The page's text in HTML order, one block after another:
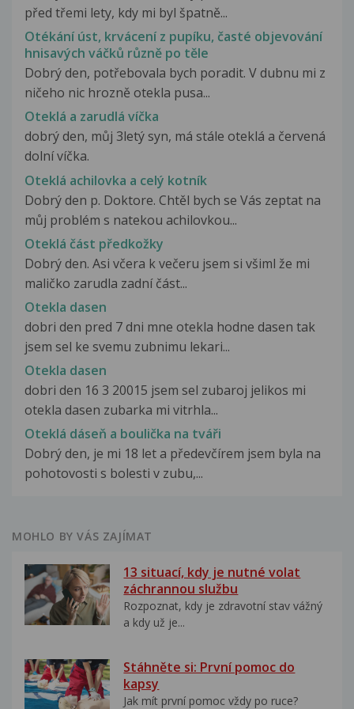
před třemi lety, kdy mi byl špatně...
Otékání úst, krvácení z pupíku, časté objevování
hnisavých váčků různě po těle
Dobrý den, potřebovala bych poradit. V dubnu mi z
ničeho nic hrozně otekla pusa...
Oteklá a zarudlá víčka
dobrý den, můj 3letý syn, má stále oteklá a červená
dolní víčka.
Oteklá achilovka a celý kotník
Dobrý den p. Doktore. Chtěl bych se Vás zeptat na
můj problém s natekou achilovkou...
Oteklá část předkožky
Dobrý den. Asi včera k večeru jsem si všiml že mi
maličko zarudla zadní část...
Otekla dasen
dobri den pred 7 dni mne otekla hodne dasen tak
jsem sel ke svemu zubnimu lekari...
Otekla dasen
dobri den 16 3 20015 jsem sel zubaroj jelikos mi
otekla dasen zubarka mi vitrhla...
Oteklá dáseň a boulička na tváři
Dobrý den, je mi 18 let a předevčírem jsem byla na
pohotovosti s bolesti v zubu,...
MOHLO BY VÁS ZAJÍMAT
13 situací, kdy je nutné volat
záchrannou službu
Rozpoznat, kdy je zdravotní stav vážný
a kdy už je...
Stáhněte si: První pomoc do
kapsy
Jak mít první pomoc vždy po ruce?